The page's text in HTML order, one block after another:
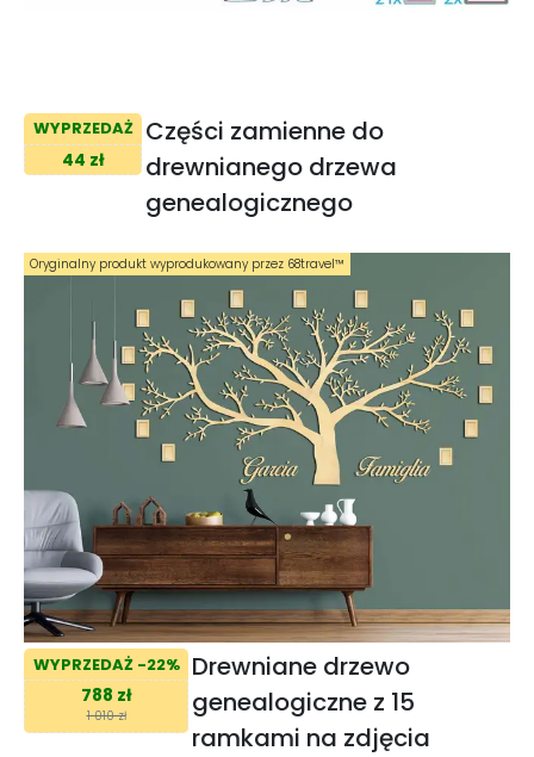
WYPRZEDAŻ
44 zł
Części zamienne do
drewnianego drzewa
genealogicznego
WYPRZEDAŻ -22%
788 zł
1 010 zł
Drewniane drzewo
genealogiczne z 15
ramkami na zdjęcia
Oryginalny produkt wyprodukowany przez 68travel™️